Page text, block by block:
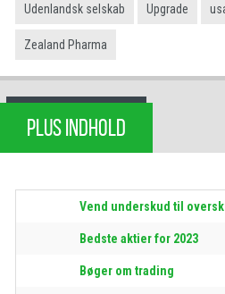
Udenlandsk selskab Upgrade
Zealand Pharma
PLUS INDHOLD
Vend underskud til
Bedste aktier for 2023
Bøger om trading